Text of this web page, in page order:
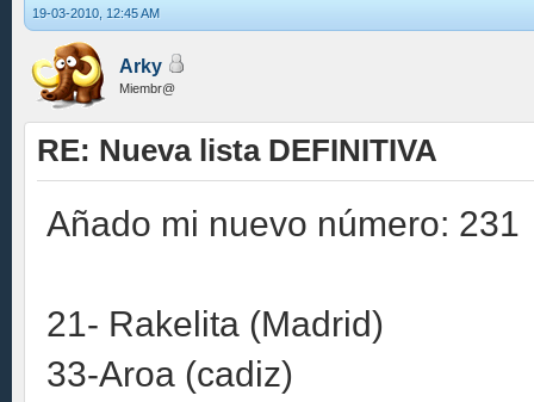
19-03-2010, 12:45 AM
Arky
Miembr@
RE: Nueva lista DEFINITIVA
Añado mi nuevo número: 231
21- Rakelita (Madrid)
33-Aroa (cadiz)